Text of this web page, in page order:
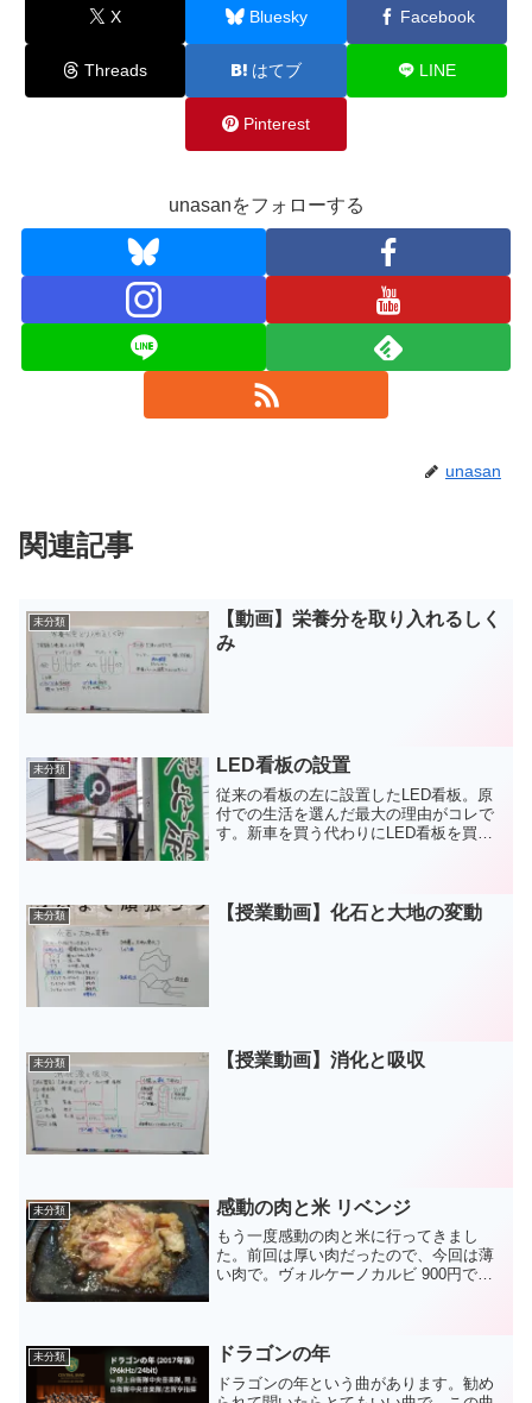
X Bluesky Facebook
Threads はてブ LINE
Pinterest
unasanをフォローする
unasan
関連記事
未分類
【動画】栄養分を取り入れるしく
み
未分類 LED看板の設置
従来の看板の左に設置したLED看板。原
付での生活を選んだ最大の理由がコレで
す。新車を買う代わりにLED看板を買っ
って、塾を知ってもら...
未分類 【授業動画】化石と大地の変動
未分類 【授業動画】消化と吸収
未分類 感動の肉と米 リベンジ
もう一度感動の肉と米に行ってきまし
た。前回は厚い肉だったので、今回は薄
い肉で。ヴォルケーノカルビ 900円で
んでるのは相変わらず...
未分類 ドラゴンの年
ドラゴンの年という曲があります。勧め